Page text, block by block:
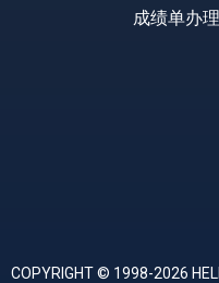
成绩单办理
COPYRIGHT © 1998-2026